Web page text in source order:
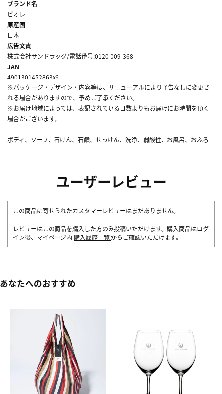
ブランド名
ビオレ
原産国
日本
広告文責
株式会社サンドラッグ/電話番号:0120-009-368
JAN
4901301452863x6
※パッケージ・デザイン・内容等は、リニューアルにより予告なしに変更さ
れる場合がありますので、予めご了承ください。
※お届け地域によっては、表記されている日数よりもお届けにお時間を頂く
場合がございます。
ボディ、ソープ、石けん、石鹸、せっけん、洗浄、弱酸性、お風呂、おふろ
ユーザーレビュー
この商品に寄せられたカスタマーレビューはまだありません。
レビューはこの商品を購入した方のみ投稿いただけます。購入商品はログ
イン後、マイページ内 購入履歴一覧 からご確認いただけます。
あなたへのおすすめ